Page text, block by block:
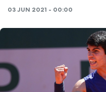
03 JUN 2021 - 00:00